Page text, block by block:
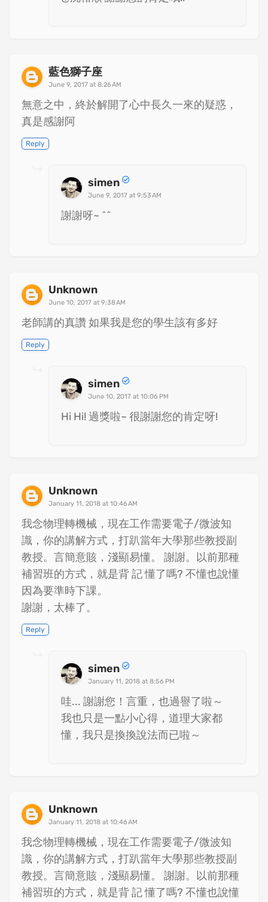
藍色獅子座
June 9, 2017 at 8:26 AM
無意之中，終於解開了心中長久一來的疑惑，
真是感謝阿
Reply
simen
June 9, 2017 at 9:53 AM
謝謝呀~ ^^
Unknown
June 10, 2017 at 9:38 AM
老師講的真讚 如果我是您的學生該有多好
Reply
simen
June 10, 2017 at 10:06 PM
Hi Hi! 過獎啦~ 很謝謝您的肯定呀!
Unknown
January 11, 2018 at 10:46 AM
我念物理轉機械，現在工作需要電子/微波知
識，你的講解方式，打趴當年大學那些教授副
教授。言簡意賅，淺顯易懂。 謝謝。以前那種
補習班的方式，就是背 記 懂了嗎? 不懂也說懂
因為要準時下課。
謝謝，太棒了。
Reply
simen
January 11, 2018 at 8:56 PM
哇... 謝謝您！言重，也過譽了啦～
我也只是一點小心得，道理大家都
懂，我只是換換說法而已啦～
Unknown
January 11, 2018 at 10:46 AM
我念物理轉機械，現在工作需要電子/微波知
識，你的講解方式，打趴當年大學那些教授副
教授。言簡意賅，淺顯易懂。 謝謝。以前那種
補習班的方式，就是背 記 懂了嗎? 不懂也說懂